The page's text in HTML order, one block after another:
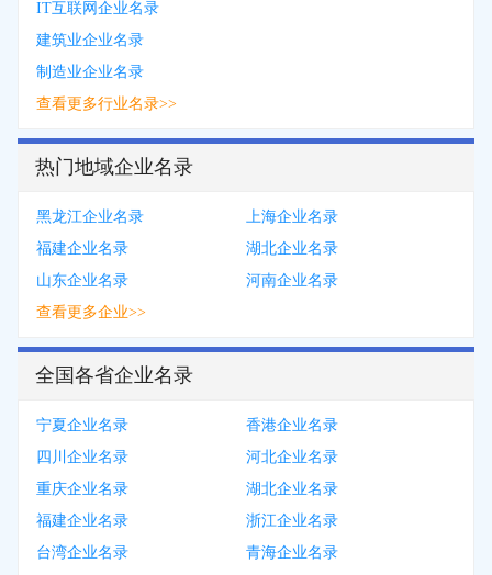
IT互联网企业名录
建筑业企业名录
制造业企业名录
查看更多行业名录>>
热门地域企业名录
黑龙江企业名录
上海企业名录
福建企业名录
湖北企业名录
山东企业名录
河南企业名录
查看更多企业>>
全国各省企业名录
宁夏企业名录
香港企业名录
四川企业名录
河北企业名录
重庆企业名录
湖北企业名录
福建企业名录
浙江企业名录
台湾企业名录
青海企业名录